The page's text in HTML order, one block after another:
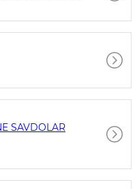
SAVDOLAR